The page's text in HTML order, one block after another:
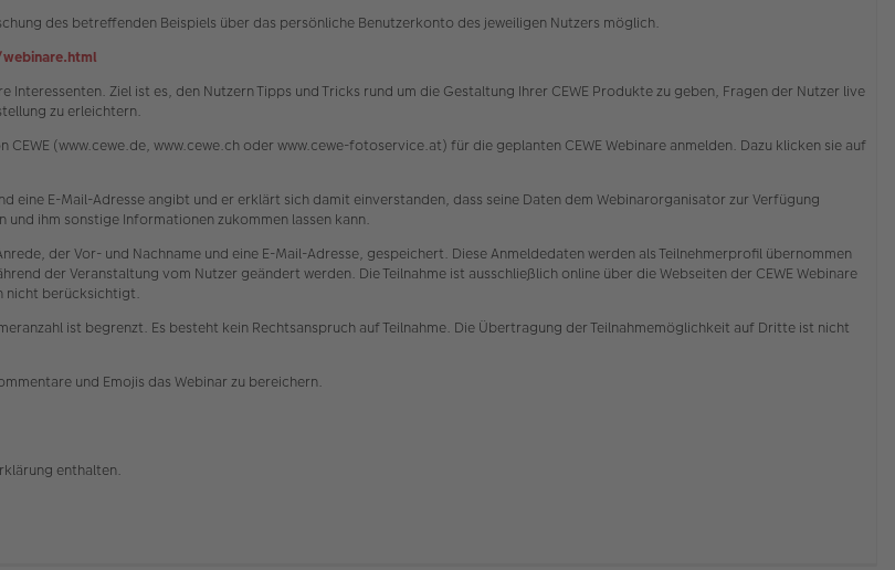
des betreffenden Beispiels über das persönliche Benutzerkonto des jeweiligen Nutzers möglich.
Ziel ist es, den Nutzern Tipps und Tricks rund um die Gestaltung Ihrer CEWE Produkte zu geben, Fragen der Nutzer live
zu erleichtern.
(www.cewe.de, www.cewe.ch oder www.cewe-fotoservice.at) für die geplanten CEWE Webinare anmelden. Dazu klicken sie auf
eine E-Mail-Adresse angibt und er erklärt sich damit einverstanden, dass seine Daten dem Webinarorganisator zur Verfügung
ihm sonstige Informationen zukommen lassen kann.
der Vor- und Nachname und eine E-Mail-Adresse, gespeichert. Diese Anmeldedaten werden als Teilnehmerprofil übernommen
der Veranstaltung vom Nutzer geändert werden. Die Teilnahme ist ausschließlich online über die Webseiten der CEWE Webinare
nicht berücksichtigt.
ist begrenzt. Es besteht kein Rechtsanspruch auf Teilnahme. Die Übertragung der Teilnahmemöglichkeit auf Dritte ist nicht
und Emojis das Webinar zu bereichern.
enthalten.